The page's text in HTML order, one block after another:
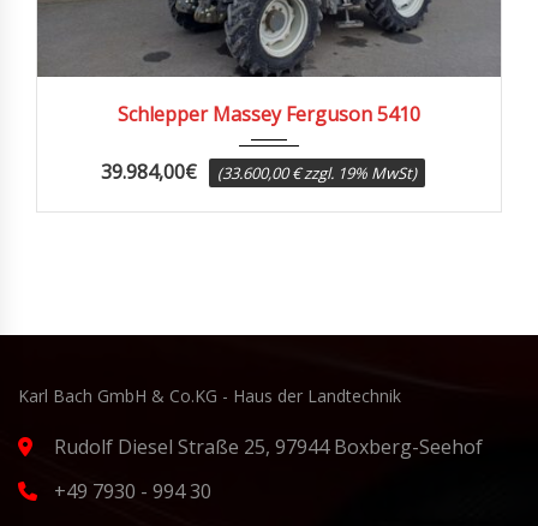
Schlepper Massey Ferguson 5410
39.984,00€ (33.600,00 € zzgl. 19% MwSt)
Karl Bach GmbH & Co.KG - Haus der Landtechnik
Rudolf Diesel Straße 25, 97944 Boxberg-Seehof
+49 7930 - 994 30